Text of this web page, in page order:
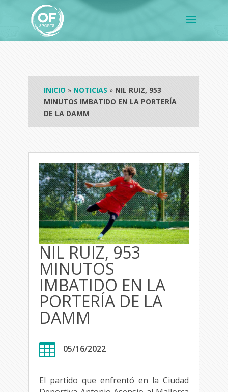
INICIO » NOTICIAS » NIL RUIZ, 953
MINUTOS IMBATIDO EN LA PORTERÍA
DE LA DAMM
NIL RUIZ, 953
MINUTOS
IMBATIDO EN LA
PORTERÍA DE LA
DAMM
 05/16/2022
El partido que enfrentó en la Ciudad